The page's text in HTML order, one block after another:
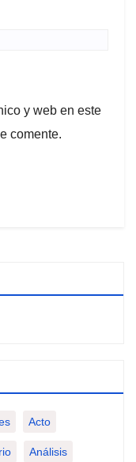
y web en este
comente.
Acto
Análisis